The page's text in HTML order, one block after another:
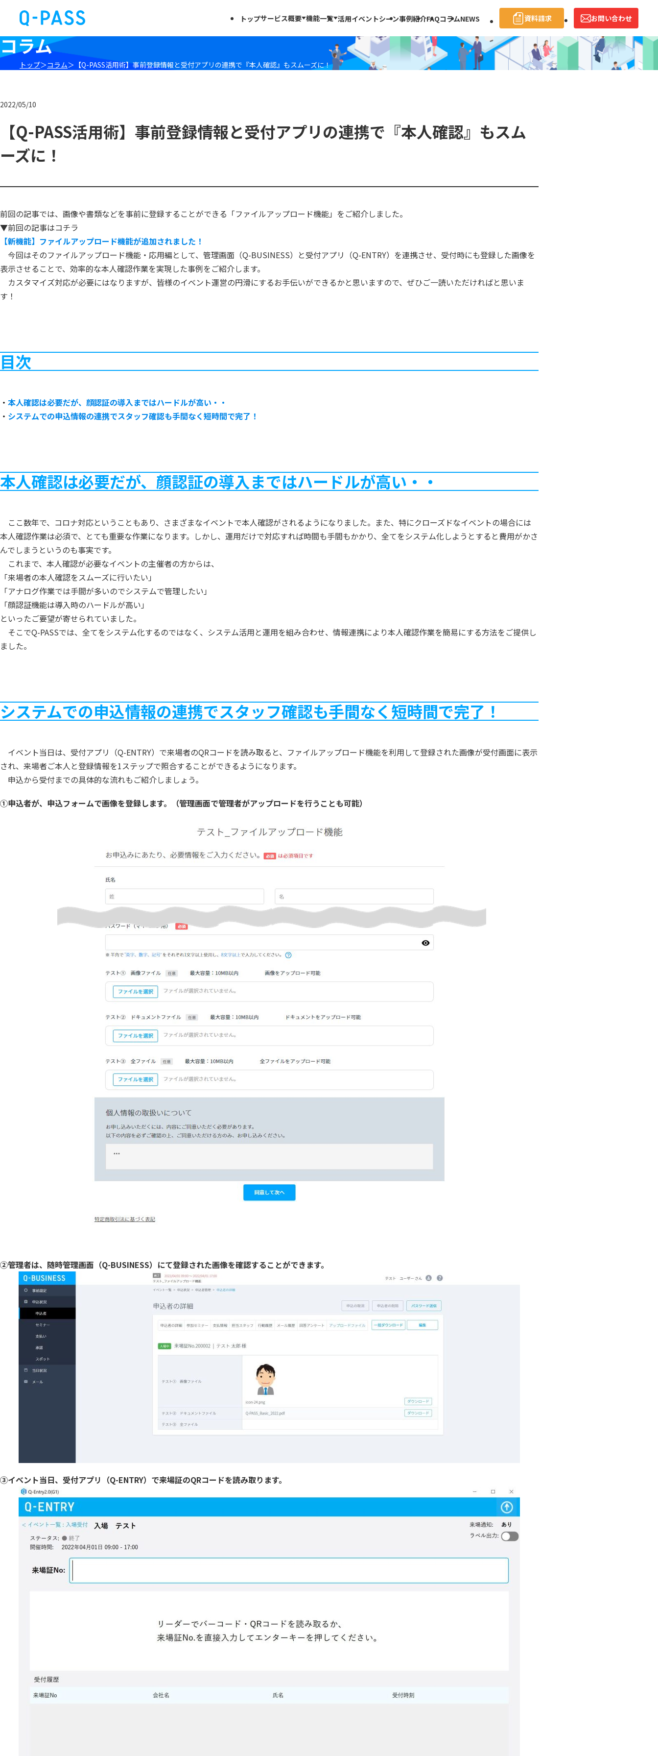
トップサービス概要
来場者管理機能
出展者管理機能
機能一覧
来場者管理機能一覧
出展者管理機能一覧
活用イベントシーン事例紹介FAQコラムNEWS 資料請求 お問い合わせ
コラム
トップ コラム 【Q-PASS活用術】事前登録情報と受付アプリの連携で『本人確認』もスムーズに！
2022/05/10
【Q-PASS活用術】事前登録情報と受付アプリの連携で『本人確認』もスム
ーズに！
前回の記事では、画像や書類などを事前に登録することができる「ファイルアップロード機能」をご紹介しました。
▼前回の記事はコチラ
【新機能】ファイルアップロード機能が追加されました！
今回はそのファイルアップロード機能・応用編として、管理画面（Q-BUSINESS）と受付アプリ（Q-ENTRY）を連携させ、受付時にも登録した画像を
表示させることで、効率的な本人確認作業を実現した事例をご紹介します。
カスタマイズ対応が必要にはなりますが、皆様のイベント運営の円滑にするお手伝いができるかと思いますので、ぜひご一読いただければと思いま
す！
目次
・ 本人確認は必要だが、顔認証の導入まではハードルが高い・・
・ システムでの申込情報の連携でスタッフ確認も手間なく短時間で完了！
本人確認は必要だが、顔認証の導入まではハードルが高い・・
ここ数年で、コロナ対応ということもあり、さまざまなイベントで本人確認がされるようになりました。また、特にクローズドなイベントの場合には
本人確認作業は必須で、とても重要な作業になります。しかし、運用だけで対応すれば時間も手間もかかり、全てをシステム化しようとすると費用がかさ
んでしまうというのも事実です。
これまで、本人確認が必要なイベントの主催者の方からは、
「来場者の本人確認をスムーズに行いたい」
「アナログ作業では手間が多いのでシステムで管理したい」
「顔認証機能は導入時のハードルが高い」
といったご要望が寄せられていました。
そこでQ-PASSでは、全てをシステム化するのではなく、システム活用と運用を組み合わせ、情報連携により本人確認作業を簡易にする方法をご提供し
ました。
システムでの申込情報の連携でスタッフ確認も手間なく短時間で完了！
イベント当日は、受付アプリ（Q-ENTRY）で来場者のQRコードを読み取ると、ファイルアップロード機能を利用して登録された画像が受付画面に表示
され、来場者ご本人と登録情報を1ステップで照合することができるようになります。
申込から受付までの具体的な流れもご紹介しましょう。
①申込者が、申込フォームで画像を登録します。（管理画面で管理者がアップロードを行うことも可能）
②管理者は、随時管理画面（Q-BUSINESS）にて登録された画像を確認することができます。
③イベント当日、受付アプリ（Q-ENTRY）で来場証のQRコードを読み取ります。